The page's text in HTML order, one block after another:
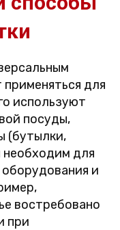
для
используют
посуды,
(бутылки,
необходим для
и
востребовано
при